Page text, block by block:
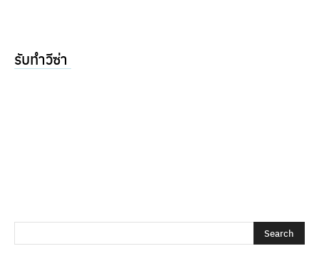
รับทำวีซ่า